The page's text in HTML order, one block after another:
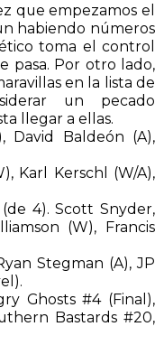
que empezamos el
habiendo números
toma el control
pasa. Por otro lado,
en la lista de
un pecado
llegar a ellas.
David Baldeón (A),
Karl Kerschl (W/A),
4). Scott Snyder,
(W), Francis
Stegman (A), JP
Ghosts #4 (Final),
Bastards #20,